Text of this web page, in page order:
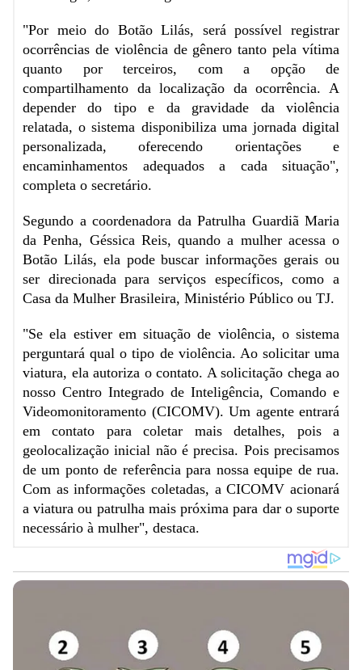
"Por meio do Botão Lilás, será possível registrar
ocorrências de violência de gênero tanto pela vítima
quanto por terceiros, com a opção de
compartilhamento da localização da ocorrência. A
depender do tipo e da gravidade da violência
relatada, o sistema disponibiliza uma jornada digital
personalizada, oferecendo orientações e
encaminhamentos adequados a cada situação",
completa o secretário.
Segundo a coordenadora da Patrulha Guardiã Maria
da Penha, Géssica Reis, quando a mulher acessa o
Botão Lilás, ela pode buscar informações gerais ou
ser direcionada para serviços específicos, como a
Casa da Mulher Brasileira, Ministério Público ou TJ.
"Se ela estiver em situação de violência, o sistema
perguntará qual o tipo de violência. Ao solicitar uma
viatura, ela autoriza o contato. A solicitação chega ao
nosso Centro Integrado de Inteligência, Comando e
Videomonitoramento (CICOMV). Um agente entrará
em contato para coletar mais detalhes, pois a
geolocalização inicial não é precisa. Pois precisamos
de um ponto de referência para nossa equipe de rua.
Com as informações coletadas, a CICOMV acionará
a viatura ou patrulha mais próxima para dar o suporte
necessário à mulher", destaca.